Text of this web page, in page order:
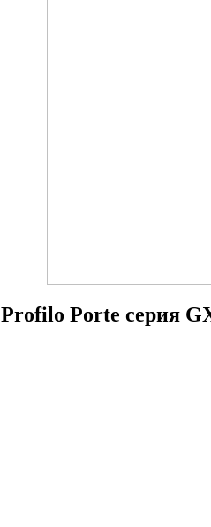
Profilo Porte серия